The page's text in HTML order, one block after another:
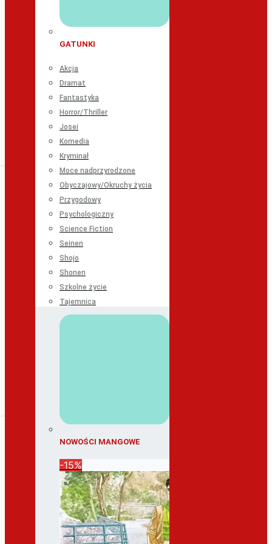
GATUNKI
Akcja
Dramat
Fantastyka
Horror/Thriller
Josei
Komedia
Kryminał
Moce nadprzyrodzone
Obyczajowy/Okruchy życia
Przygodowy
Psychologiczny
Science Fiction
Seinen
Shojo
Shonen
Szkolne życie
Tajemnica
NOWOŚCI MANGOWE
-15%